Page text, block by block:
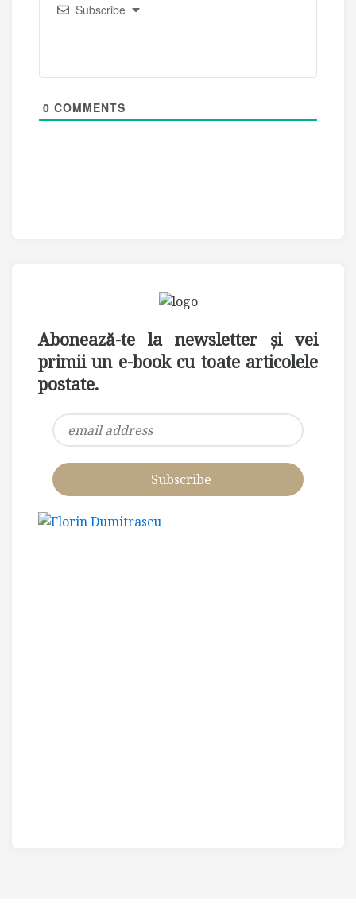
Subscribe
0 COMMENTS
Abonează-te la newsletter și vei
primii un e-book cu toate articolele
postate.